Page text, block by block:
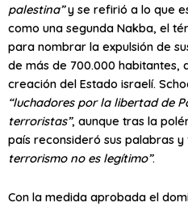
palestina”y se refirió a lo que
como una segunda Nakba, el
para nombrar la expulsión de
de más de 700.000 habitantes,
creación del Estado israelí.
“luchadores por la libertad de
terroristas”, aunque tras la
país reconsideró sus palabras y
terrorismo no es legítimo”.
Con la medida aprobada el